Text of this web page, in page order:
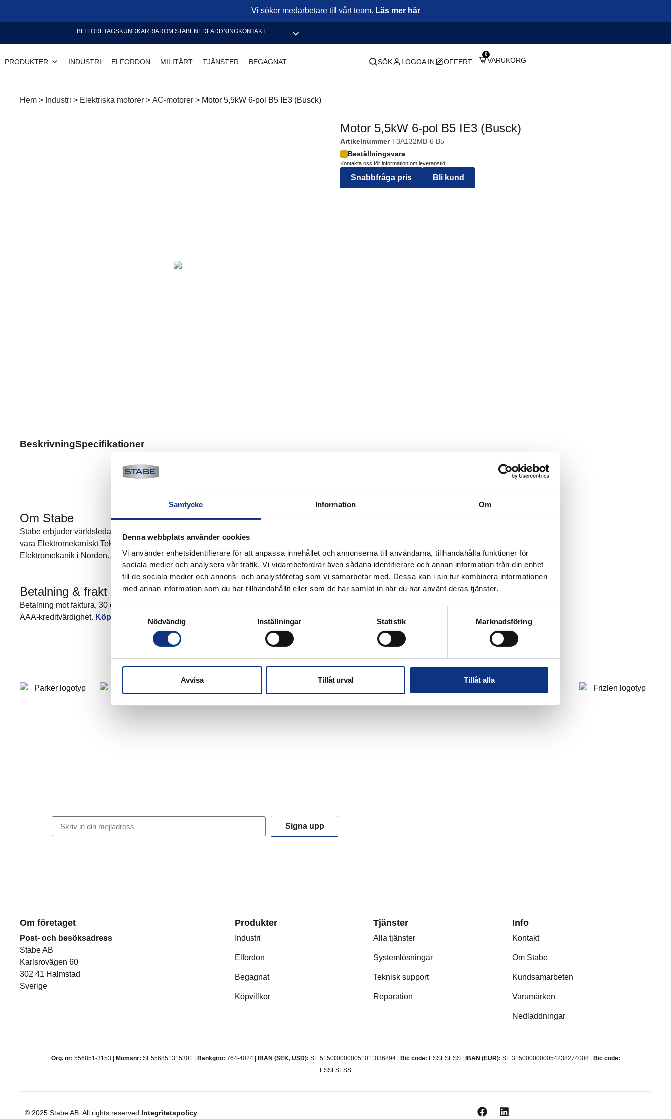
Samtycke Information Om
Denna webbplats använder cookies
Vi använder enhetsidentifierare för att anpassa innehållet och annonserna till användarna, tillhandahålla funktioner för
sociala medier och analysera vår trafik. Vi vidarebefordrar även sådana identifierare och annan information från din enhet
till de sociala medier och annons- och analysföretag som vi samarbetar med. Dessa kan i sin tur kombinera informationen
med annan information som du har tillhandahållit eller som de har samlat in när du har använt deras tjänster.
Nödvändig
Inställningar Statistik Marknadsföring
Avvisa Tillåt urval Tillåt alla
Vi söker medarbetare till vårt team. Läs mer här
BLI FÖRETAGSKUND KARRIÄROM STABENEDLADDNINGKONTAKT
PRODUKTER INDUSTRI ELFORDON MILITÄRT TJÄNSTER BEGAGNAT SÖK LOGGA IN OFFERT VARUKORG
0
Hem > Industri > Elektriska motorer > AC-motorer > Motor 5,5kW 6-pol B5 IE3 (Busck)
Motor 5,5kW 6-pol B5 IE3 (Busck)
ArtikelnummerT3A132MB-6 B5
Beställningsvara
Kontakta oss för information om leveranstid.
Snabbfråga pris Bli kund
BeskrivningSpecifikationer
Om Stabe
Stabe erbjuder världsledande elektromekanik och pneumatik för industriautomation. Vi är stolta att
vara Elektromekaniskt Teknisk Center (EMTC) för Parker Hannifin och certifierad distributör för
Elektromekanik i Norden. Mer om Stabe
Betalning & frakt
Betalning mot faktura, 30 dagar. Fraktkostnad tillkommer. Alla priser visas i SEK. Stabe innehar
AAA-kreditvärdighet. Köpvillkor
Signa upp
Om företaget
Post- och besöksadress
Stabe AB
Karlsrovägen 60
302 41 Halmstad
Sverige
Produkter
Industri
Elfordon
Begagnat
Köpvillkor
Tjänster
Alla tjänster
Systemlösningar
Teknisk support
Reparation
Info
Kontakt
Om Stabe
Kundsamarbeten
Varumärken
Nedladdningar
Org. nr: 556851-3153 | Momsnr: SE556851315301 | Bankgiro: 764-4024 | IBAN (SEK, USD): SE 5150000000051011036894 | Bic code: ESSESESS | IBAN (EUR): SE 3150000000054238274008 | Bic code:
ESSESESS
© 2025 Stabe AB. All rights reserved. Integritetspolicy